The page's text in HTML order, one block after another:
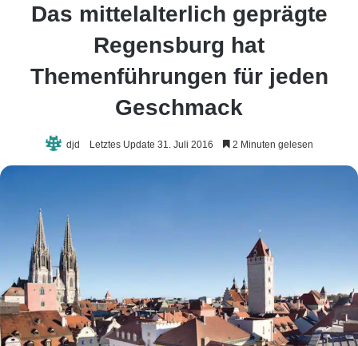
Das mittelalterlich geprägte
Regensburg hat
Themenführungen für jeden
Geschmack
djd Letztes Update 31. Juli 2016 2 Minuten gelesen